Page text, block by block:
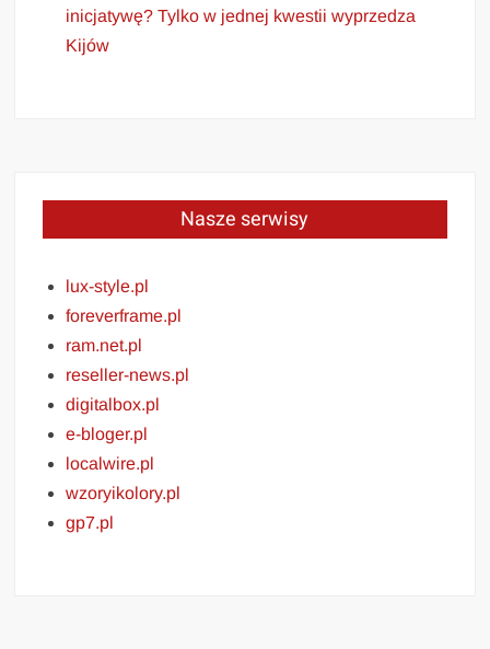
inicjatywę? Tylko w jednej kwestii wyprzedza
Kijów
Nasze serwisy
lux-style.pl
foreverframe.pl
ram.net.pl
reseller-news.pl
digitalbox.pl
e-bloger.pl
localwire.pl
wzoryikolory.pl
gp7.pl